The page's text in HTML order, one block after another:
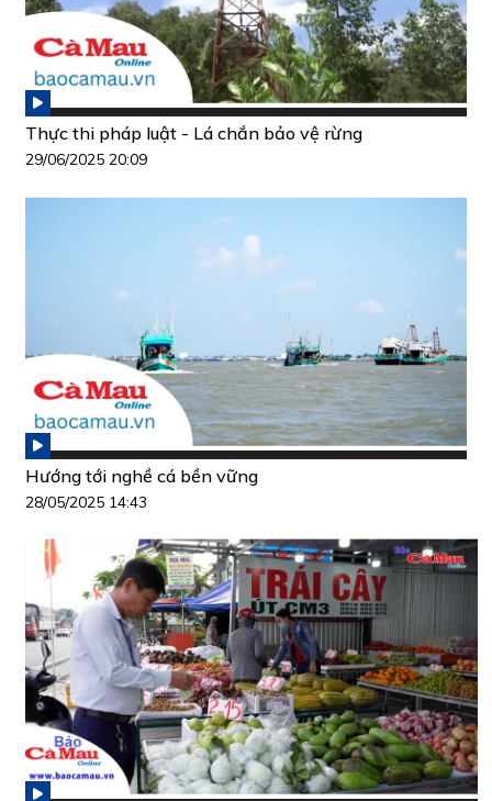
Thực thi pháp luật - Lá chắn bảo vệ rừng
29/06/2025 20:09
Hướng tới nghề cá bền vững
28/05/2025 14:43